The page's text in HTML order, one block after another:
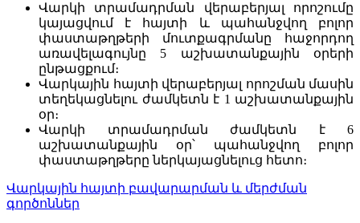
Վարկի տրամադրման վերաբերյալ որոշումը
կայացվում է հայտի և պահանջվող բոլոր
փաստաթղթերի մուտքագրմանը հաջորդող
առավելագույնը 5 աշխատանքային օրերի
ընթացքում։
Վարկային հայտի վերաբերյալ որոշման մասին
տեղեկացնելու ժամկետն է 1 աշխատանքային
օր։
Վարկի տրամադրման ժամկետն է 6
աշխատանքային օր՝ պահանջվող բոլոր
փաստաթղթերը ներկայացնելուց հետո։
Վարկային հայտի բավարարման և մերժման
գործոններ